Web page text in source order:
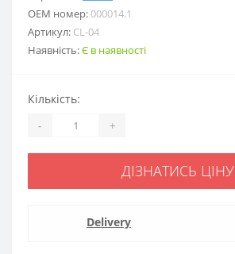
ОЕМ номер:000014.1
Артикул: CL-04
Наявність:Є в наявності
Кількість:
- +
ДІЗНАТИСЬ ЦІНУ
Delivery